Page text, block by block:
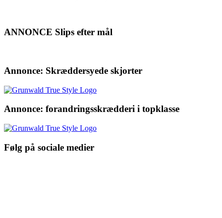
ANNONCE Slips efter mål
Annonce: Skræddersyede skjorter
Annonce: forandringsskrædderi i topklasse
Følg på sociale medier